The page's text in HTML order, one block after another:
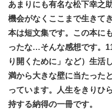
あまりにも有名な松下幸之
機会がなくここまで生きて
本は短文集です。この本に
ったな…そんな感想です。
り開くために」など）生活
満から大きな壁に当たった
っています。人生をきりひ
持する納得の一冊です。